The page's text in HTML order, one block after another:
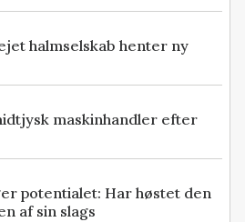
halmselskab henter ny
maskinhandler efter
potentialet: Har høstet den
af sin slags